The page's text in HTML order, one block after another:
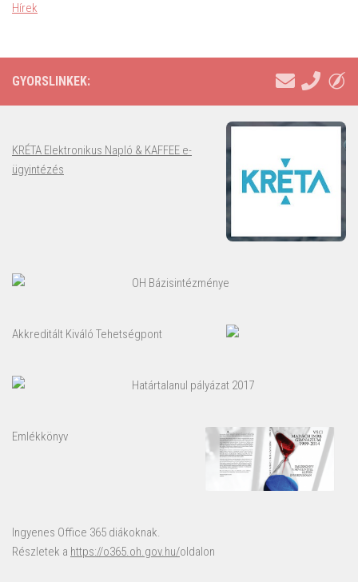
Hírek
GYORSLINKEK:
KRÉTA Elektronikus Napló & KAFFEE e-
ügyintézés
OH Bázisintézménye
Akkreditált Kiváló Tehetségpont
Határtalanul pályázat 2017
Emlékkönyv
Ingyenes Office 365 diákoknak.
Részletek a https://o365.oh.gov.hu/oldalon